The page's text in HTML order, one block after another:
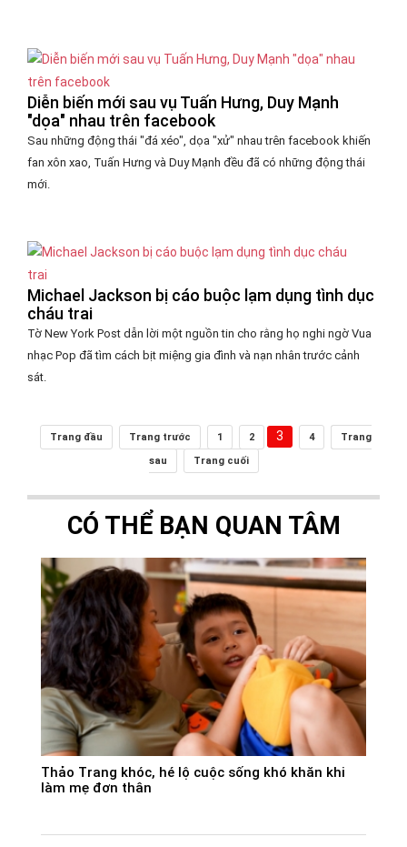
Diễn biến mới sau vụ Tuấn Hưng, Duy Mạnh
"dọa" nhau trên facebook
Sau những động thái "đá xéo", dọa "xử" nhau trên facebook khiến
fan xôn xao, Tuấn Hưng và Duy Mạnh đều đã có những động thái
mới.
Michael Jackson bị cáo buộc lạm dụng tình dục
cháu trai
Tờ New York Post dẫn lời một nguồn tin cho rằng họ nghi ngờ Vua
nhạc Pop đã tìm cách bịt miệng gia đình và nạn nhân trước cảnh
sát.
Trang đầu Trang trước 1 2 3 4
Trang
sau
Trang cuối
CÓ THỂ BẠN QUAN TÂM
Thảo Trang khóc, hé lộ cuộc sống khó khăn khi
làm mẹ đơn thân